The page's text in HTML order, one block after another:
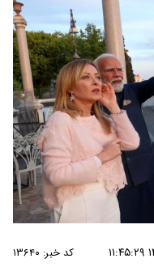
کد خبر: ۱۳۶۴۰